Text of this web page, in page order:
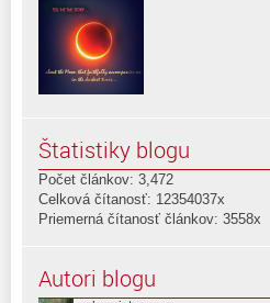
Štatistiky blogu
Počet článkov: 3,472
Celková čítanosť: 12354037x
Priemerná čítanosť článkov: 3558x
Autori blogu